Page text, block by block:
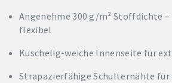
Angenehme 300 g/m² Stoffdichte
flexibel
Kuschelig-weiche Innenseite für
Strapazierfähige Schulternähte für